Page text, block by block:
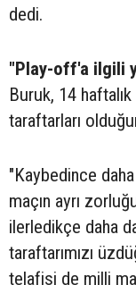
dedi.
"Play-off'a ilgili
Buruk, 14
taraftarları
"Kaybedince
maçın ayrı
ilerledikçe daha
taraftarımızı
telafisi de milli